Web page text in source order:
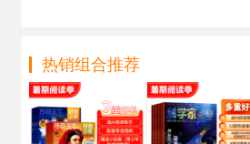
热销组合推荐